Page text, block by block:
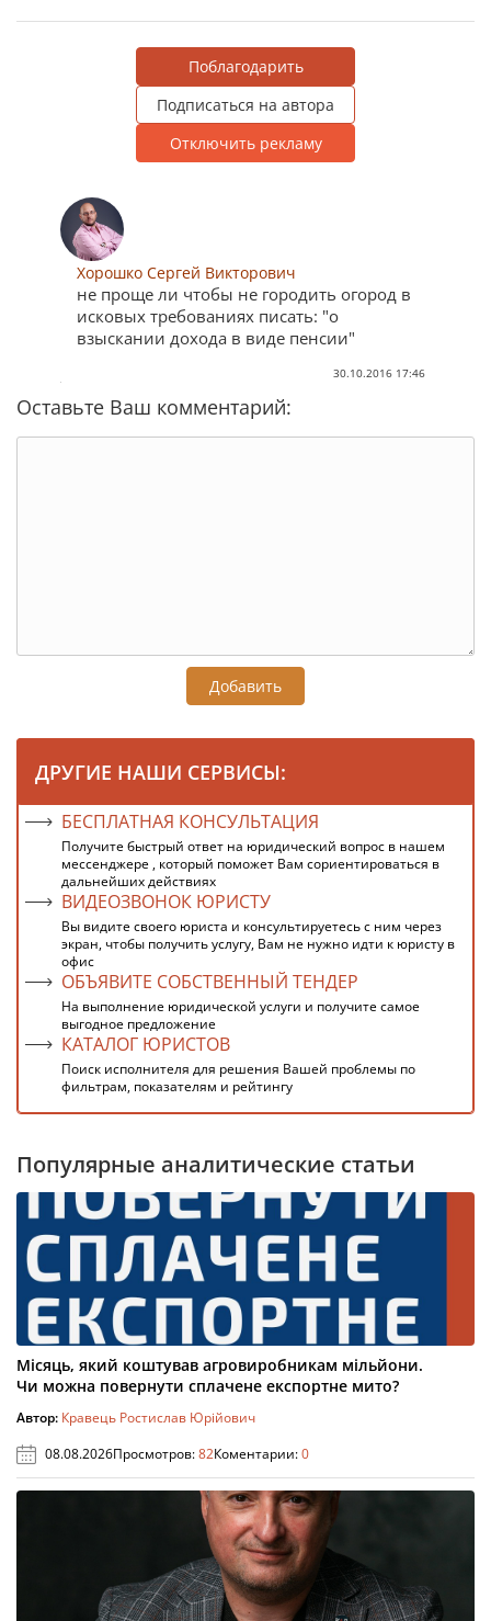
Поблагодарить
Подписаться на автора
Отключить рекламу
Хорошко Сергей Викторович
не проще ли чтобы не городить огород в
исковых требованиях писать: "о
взыскании дохода в виде пенсии"
30.10.2016 17:46
Оставьте Ваш комментарий:
Добавить
ДРУГИЕ НАШИ СЕРВИСЫ:
БЕСПЛАТНАЯ КОНСУЛЬТАЦИЯ
Получите быстрый ответ на юридический вопрос в нашем
мессенджере , который поможет Вам сориентироваться в
дальнейших действиях
ВИДЕОЗВОНОК ЮРИСТУ
Вы видите своего юриста и консультируетесь с ним через
экран, чтобы получить услугу, Вам не нужно идти к юристу в
офис
ОБЪЯВИТЕ СОБСТВЕННЫЙ ТЕНДЕР
На выполнение юридической услуги и получите самое
выгодное предложение
КАТАЛОГ ЮРИСТОВ
Поиск исполнителя для решения Вашей проблемы по
фильтрам, показателям и рейтингу
Популярные аналитические статьи
Місяць, який коштував агровиробникам мільйони.
Чи можна повернути сплачене експортне мито?
Автор: Кравець Ростислав Юрійович
08.08.2026Просмотров:82Коментарии:0